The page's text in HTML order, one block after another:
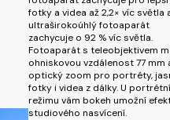
fotky a videa až 2,2× víc světla
ultraširokoúhlý fotoaparát
zachycuje o 92 % víc světla.
Fotoaparát s teleobjektivem
ohniskovou vzdálenost 77 mm
optický zoom pro portréty,
fotky i videa z dálky. U
režimu vám bokeh umožní
studiového nasvícení.